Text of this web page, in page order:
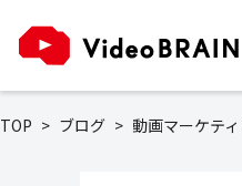
TOP ブログ 動画マーケテ